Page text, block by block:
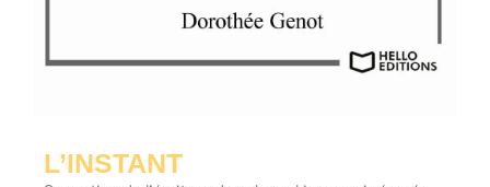
L’INSTANT